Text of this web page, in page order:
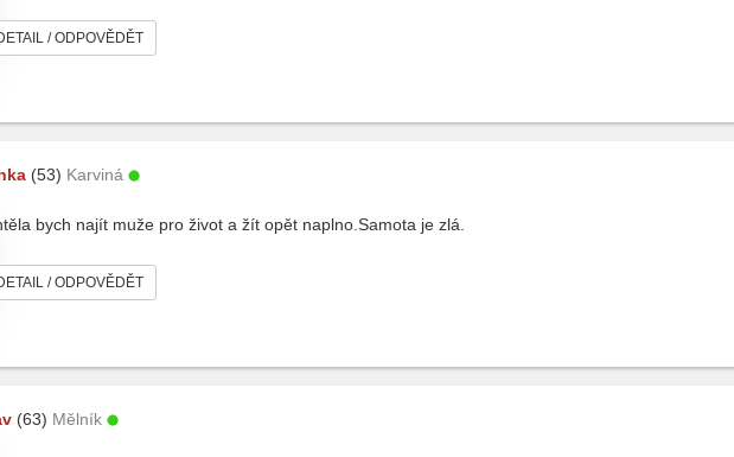
/ ODPOVĚDĚT
(53) Karviná
bych najít muže pro život a žít opět naplno.Samota je zlá.
/ ODPOVĚDĚT
(63) Mělník